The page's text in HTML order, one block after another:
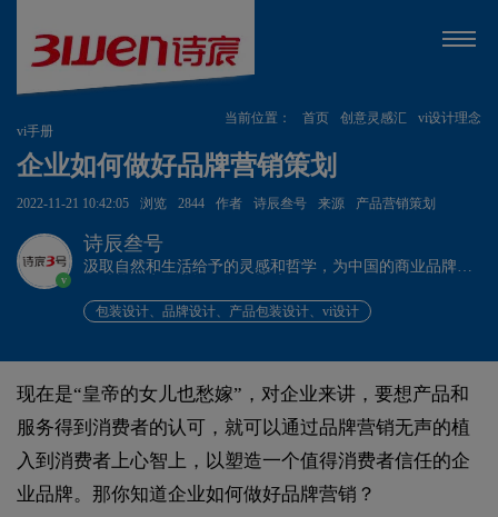
当前位置： 首页 创意灵感汇
vi设计理念
vi手册
企业如何做好品牌营销策划
2022-11-21 10:42:05 浏览 2844 作者 诗辰叁号 来源 产品营销策划
v
诗辰叁号
汲取自然和生活给予的灵感和哲学，为中国的商业品牌发
包装设计、品牌设计、产品包装设计、vi设计
现在是“皇帝的女儿也愁嫁”，对企业来讲，要想产品和
服务得到消费者的认可，就可以通过品牌营销无声的植
入到消费者上心智上，以塑造一个值得消费者信任的企
业品牌。那你知道企业如何做好品牌营销？